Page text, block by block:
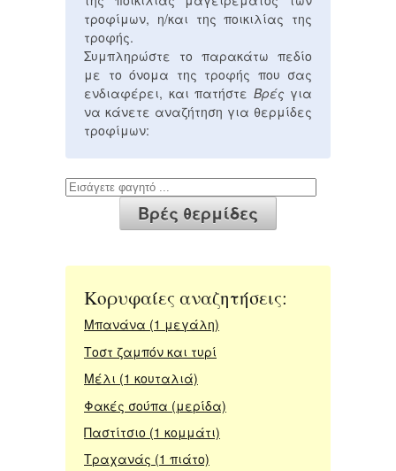
τροφίμων, η/και της ποικιλίας της
τροφής.
Συμπληρώστε το παρακάτω πεδίο
με το όνομα της τροφής που σας
ενδιαφέρει, και πατήστε Βρές για
να κάνετε αναζήτηση για θερμίδες
τροφίμων:
Κορυφαίες αναζητήσεις:
Μπανάνα (1 μεγάλη)
Τοστ ζαμπόν και τυρί
Μέλι (1 κουταλιά)
Φακές σούπα (μερίδα)
Παστίτσιο (1 κομμάτι)
Τραχανάς (1 πιάτο)